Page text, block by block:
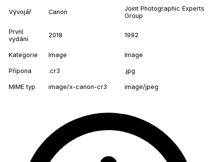
Vývojář Canon
Joint Photographic Experts
Group
První
vydání
2018 1992
Kategorie Image Image
Přípona .cr3 .jpg
MIME typ image/x-canon-cr3 image/jpeg